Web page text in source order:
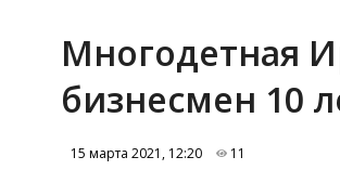
Многодетная
бизнесмен 10
15 марта 2021, 12:20 11